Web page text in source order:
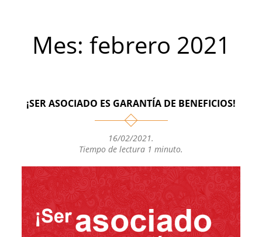
Mes: febrero 2021
¡SER ASOCIADO ES GARANTÍA DE BENEFICIOS!
16/02/2021.
Tiempo de lectura 1 minuto.